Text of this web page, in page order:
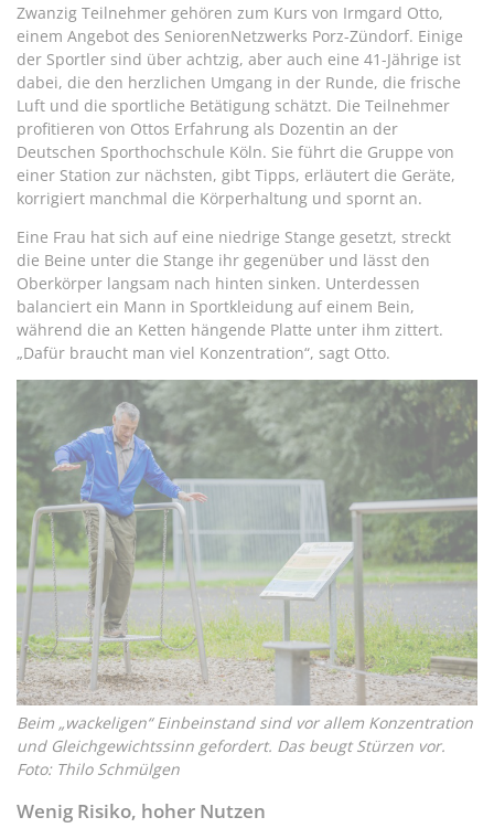
Zwanzig Teilnehmer gehören zum Kurs von Irmgard Otto,
einem Angebot des SeniorenNetzwerks Porz-Zündorf. Einige
der Sportler sind über achtzig, aber auch eine 41-Jährige ist
dabei, die den herzlichen Umgang in der Runde, die frische
Luft und die sportliche Betätigung schätzt. Die Teilnehmer
profitieren von Ottos Erfahrung als Dozentin an der
Deutschen Sporthochschule Köln. Sie führt die Gruppe von
einer Station zur nächsten, gibt Tipps, erläutert die Geräte,
korrigiert manchmal die Körperhaltung und spornt an.
Eine Frau hat sich auf eine niedrige Stange gesetzt, streckt
die Beine unter die Stange ihr gegenüber und lässt den
Oberkörper langsam nach hinten sinken. Unterdessen
balanciert ein Mann in Sportkleidung auf einem Bein,
während die an Ketten hängende Platte unter ihm zittert.
„Dafür braucht man viel Konzentration“, sagt Otto.
Beim „wackeligen“ Einbeinstand sind vor allem Konzentration
und Gleichgewichtssinn gefordert. Das beugt Stürzen vor.
Foto: Thilo Schmülgen
Wenig Risiko, hoher Nutzen